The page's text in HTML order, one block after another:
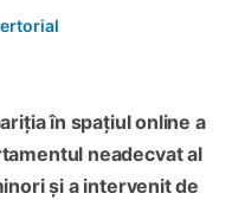
în spațiul online a
neadecvat al
și a intervenit de